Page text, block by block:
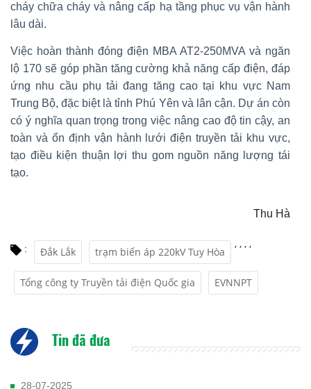
cháy chữa cháy và nâng cấp hạ tầng phục vụ vận hành
lâu dài.
Việc hoàn thành đóng điện MBA AT2-250MVA và ngăn
lộ 170 sẽ góp phần tăng cường khả năng cấp điện, đáp
ứng nhu cầu phụ tải đang tăng cao tại khu vực Nam
Trung Bộ, đặc biệt là tỉnh Phú Yên và lân cận. Dự án còn
có ý nghĩa quan trọng trong việc nâng cao độ tin cậy, an
toàn và ổn định vận hành lưới điện truyền tải khu vực,
tạo điều kiện thuận lợi thu gom nguồn năng lượng tái
tạo.
Thu Hà
: Đắk Lắk
,
trạm biến áp 220kV Tuy Hòa
,
Tổng công ty Truyền tải điện Quốc gia
,
EVNNPT
,
Tin đã đưa
28-07-2025